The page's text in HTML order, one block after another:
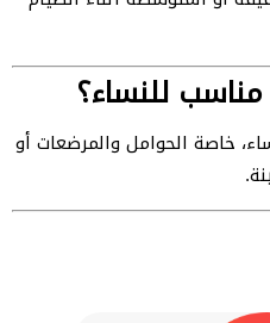
للنساء؟
خاصة الحوامل والمرضعات أو